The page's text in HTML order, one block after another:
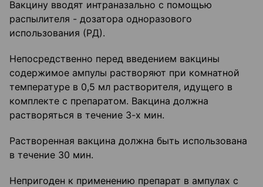
Вакцину вводят интраназально с помощью
распылителя - дозатора одноразового
использования (РД).
Непосредственно перед введением вакцины
содержимое ампулы растворяют при комнатной
температуре в 0,5 мл растворителя, идущего в
комплекте с препаратом. Вакцина должна
растворяться в течение 3-х мин.
Растворенная вакцина должна быть использована
в течение 30 мин.
Непригоден к применению препарат в ампулах с